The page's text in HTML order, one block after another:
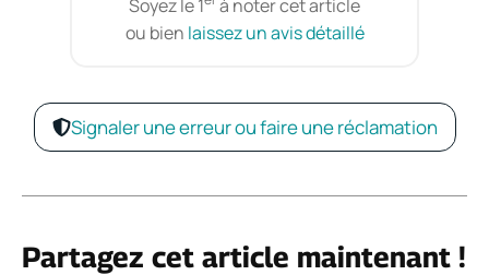
Soyez le 1
à noter cet article
ou bien laissez un avis détaillé
Signaler une erreur ou faire une réclamation
Partagez cet article maintenant !